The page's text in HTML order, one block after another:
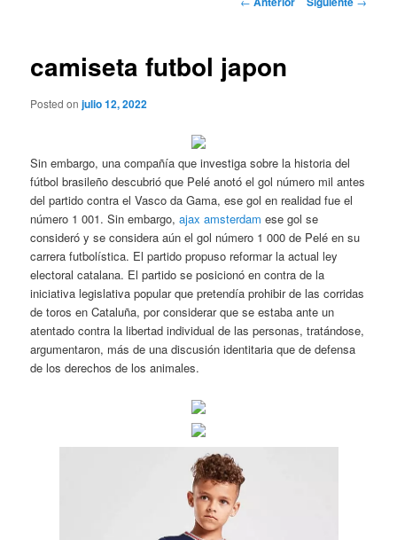
camiseta futbol japon
Posted onjulio 12, 2022
Sin embargo, una compañía que investiga sobre la historia del
fútbol brasileño descubrió que Pelé anotó el gol número mil antes
del partido contra el Vasco da Gama, ese gol en realidad fue el
número 1 001. Sin embargo,ajax amsterdam ese gol se
consideró y se considera aún el gol número 1 000 de Pelé en su
carrera futbolística. El partido propuso reformar la actual ley
electoral catalana. El partido se posicionó en contra de la
iniciativa legislativa popular que pretendía prohibir de las corridas
de toros en Cataluña, por considerar que se estaba ante un
atentado contra la libertad individual de las personas, tratándose,
argumentaron, más de una discusión identitaria que de defensa
de los derechos de los animales.